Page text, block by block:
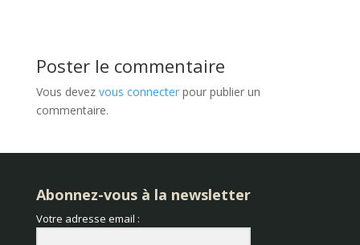
Poster le commentaire
Vous devez vous connecterpour publier un
commentaire.
Abonnez-vous à la newsletter
Votre adresse email :